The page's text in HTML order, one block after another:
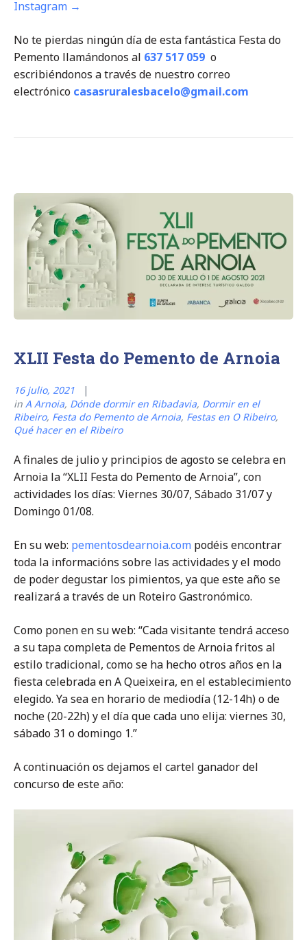
Instagram →
No te pierdas ningún día de esta fantástica Festa do
Pemento llamándonos al 637 517 059 o
escribiéndonos a través de nuestro correo
electrónico casasruralesbacelo@gmail.com
XLII Festa do Pemento de Arnoia
16 julio, 2021
in A Arnoia, Dónde dormir en Ribadavia, Dormir en el
Ribeiro, Festa do Pemento de Arnoia, Festas en O Ribeiro,
Qué hacer en el Ribeiro
A finales de julio y principios de agosto se celebra en
Arnoia la “XLII Festa do Pemento de Arnoia”, con
actividades los días: Viernes 30/07, Sábado 31/07 y
Domingo 01/08.
En su web: pementosdearnoia.com podéis encontrar
toda la informacións sobre las actividades y el modo
de poder degustar los pimientos, ya que este año se
realizará a través de un Roteiro Gastronómico.
Como ponen en su web: “Cada visitante tendrá acceso
a su tapa completa de Pementos de Arnoia fritos al
estilo tradicional, como se ha hecho otros años en la
fiesta celebrada en A Queixeira, en el establecimiento
elegido. Ya sea en horario de mediodía (12-14h) o de
noche (20-22h) y el día que cada uno elija: viernes 30,
sábado 31 o domingo 1.”
A continuación os dejamos el cartel ganador del
concurso de este año: